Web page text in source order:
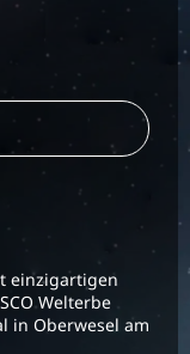
einzigartigen
Welterbe
in Oberwesel am